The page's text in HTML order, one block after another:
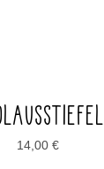
14,00 €